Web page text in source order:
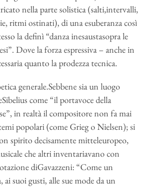
nella parte solistica (salti,intervalli,
ritmi ostinati), di una esuberanza così
la definì “danza inesaustasopra le
Dove la forza espressiva – anche in
quanto la prodezza tecnica.
generale.Sebbene sia un luogo
come “il portavoce della
in realtà il compositore non fa mai
popolari (come Grieg o Nielsen); si
spirito decisamente mitteleuropeo,
che altri inventariavano con
diGavazzeni: “Come un
ai suoi gusti, alle sue mode da un